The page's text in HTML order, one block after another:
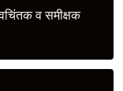
व समीक्षक